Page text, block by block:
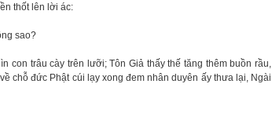
thốt lên lời ác:
sao?
con trâu cày trên lưỡi; Tôn Giả thấy thế tăng thêm buồn rầu,
chỗ đức Phật cúi lạy xong đem nhân duyên ấy thưa lại, Ngài